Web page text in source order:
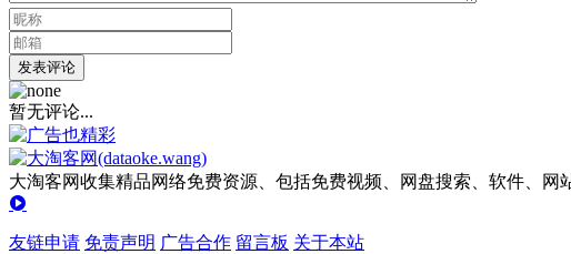
发表评论
暂无评论...
大淘客网收集精品网络免费资源、包括免费视频、网盘搜索、软件、网
友链申请 免责声明 广告合作 留言板 关于本站